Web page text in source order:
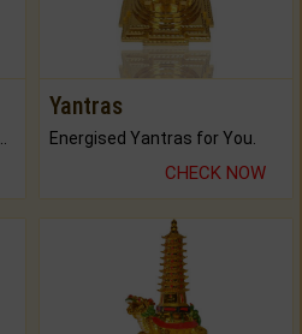
Yantras
Energised Yantras for You.
CHECK NOW